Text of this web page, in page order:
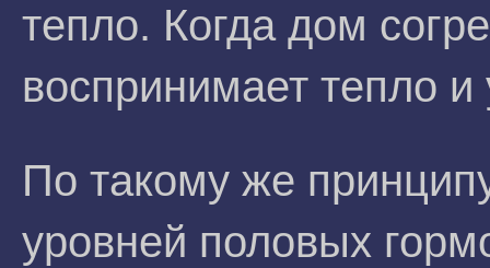
тепло. Когда дом
воспринимает тепло
По такому же
уровней половых